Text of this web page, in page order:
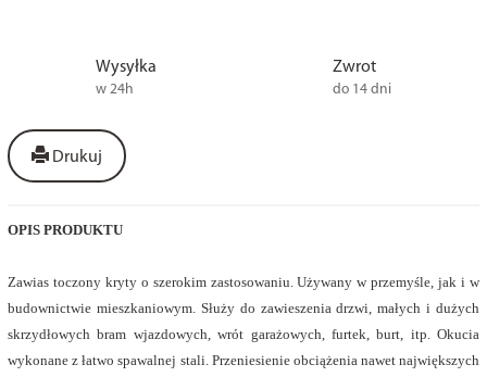
Wysyłka
w 24h
Zwrot
do 14 dni
Drukuj
OPIS PRODUKTU
Zawias toczony kryty o szerokim zastosowaniu. Używany w przemyśle, jak i w
budownictwie mieszkaniowym. Służy do zawieszenia drzwi, małych i dużych
skrzydłowych bram wjazdowych, wrót garażowych, furtek, burt, itp. Okucia
wykonane z łatwo spawalnej stali. Przeniesienie obciążenia nawet największych